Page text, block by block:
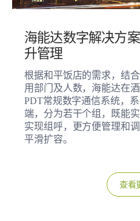
海能达数字解决方
升管理
根据和平饭店的需求，结
用部门及人数，海能达在
PDT常规数字通信系统，
端，分为若干个组，既能
实现组呼，更方便管理和
平滑扩容。
查看